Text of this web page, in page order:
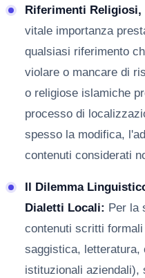
Riferimenti
vitale importanza
qualsiasi riferimento
violare o mancare di
o religiose islamiche
processo di
spesso la modifica,
contenuti considerati
Il Dilemma
Dialetti Locali: Per la
contenuti scritti
saggistica, letteratura,
istituzionali aziendali),